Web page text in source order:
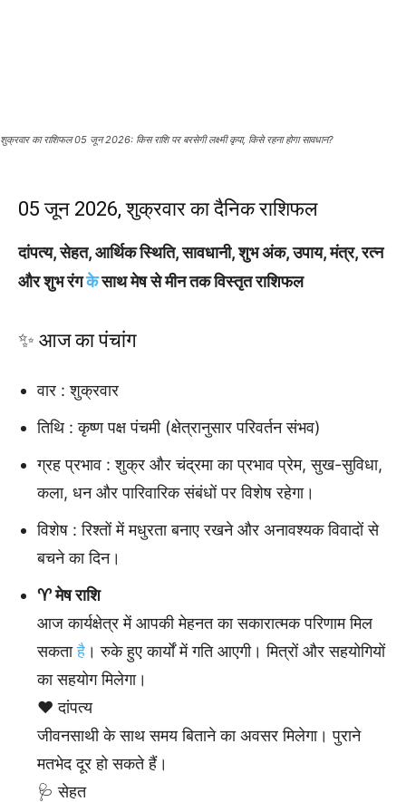
शुक्रवार का राशिफल 05 जून 2026: किस राशि पर बरसेगी लक्ष्मी कृपा, किसे रहना होगा सावधान?
05 जून 2026, शुक्रवार का दैनिक राशिफल
दांपत्य, सेहत, आर्थिक स्थिति, सावधानी, शुभ अंक, उपाय, मंत्र, रत्न
और शुभ रंगकेसाथ मेष से मीन तक विस्तृत राशिफल
✨ आज का पंचांग
वार : शुक्रवार
तिथि : कृष्ण पक्ष पंचमी (क्षेत्रानुसार परिवर्तन संभव)
ग्रह प्रभाव : शुक्र और चंद्रमा का प्रभाव प्रेम, सुख-सुविधा,
कला, धन और पारिवारिक संबंधों पर विशेष रहेगा।
विशेष : रिश्तों में मधुरता बनाए रखने और अनावश्यक विवादों से
बचने का दिन।
♈ मेष राशि
आज कार्यक्षेत्र में आपकी मेहनत का सकारात्मक परिणाम मिल
सकताहै । रुके हुए कार्यों में गति आएगी। मित्रों और सहयोगियों
का सहयोग मिलेगा।
❤️ दांपत्य
जीवनसाथी के साथ समय बिताने का अवसर मिलेगा। पुराने
मतभेद दूर हो सकते हैं।
🩺 सेहत